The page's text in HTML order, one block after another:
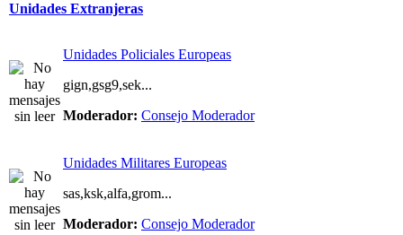
Unidades Extranjeras
Unidades Policiales Europeas
gign,gsg9,sek...
Moderador: Consejo Moderador
Unidades Militares Europeas
sas,ksk,alfa,grom...
Moderador: Consejo Moderador